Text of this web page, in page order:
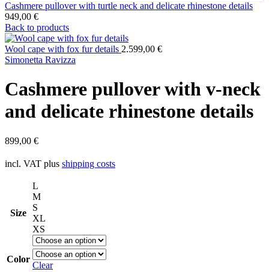
Cashmere pullover with turtle neck and delicate rhinestone details
949,00 €
Back to products
Wool cape with fox fur details 2.599,00 €
Simonetta Ravizza
Cashmere pullover with v-neck
and delicate rhinestone details
899,00 €
incl. VAT plus shipping costs
Size
L
M
S
XL
XS
Color
Clear